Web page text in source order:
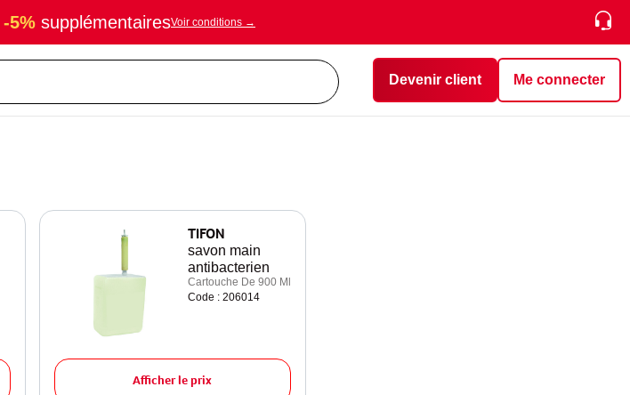
-5% supplémentairesVoir conditions →
Devenir client Me connecter
TIFON
savon main
antibacterien
Cartouche De 900 Ml
Code : 206014
Afficher le prix